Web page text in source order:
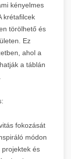
kényelmes
krétafilcek
törölhető és
Ez
ahol a
a táblán
fokozását
módon
projektek és